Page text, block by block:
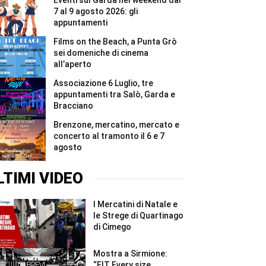
domeniche
cinema
all’aperto
#Shorts
7 al 9 agosto 2026: gli
appuntamenti
Films on the Beach, a Punta Grò
sei domeniche di cinema
all’aperto
Associazione 6 Luglio, tre
appuntamenti tra Salò, Garda e
Bracciano
Brenzone, mercatino, mercato e
concerto al tramonto il 6 e 7
agosto
VIDEO
I Mercatini di Natale e
le Strege di Quartinago
di Cimego
Mostra a Sirmione: